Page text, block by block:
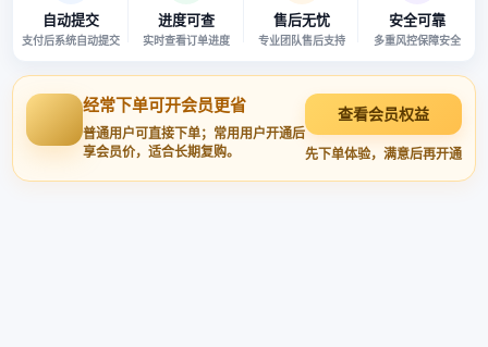
自动提交
支付后系统自动提交
进度可查
实时查看订单进度
售后无忧
专业团队售后支持
安全可靠
多重风控保障安全
经常下单可开会员更省
普通用户可直接下单；常用用户开通后
享会员价，适合长期复购。
查看会员权益
先下单体验，满意后再开通